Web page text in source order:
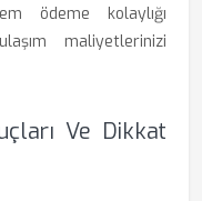
ödeme kolaylığı
maliyetlerinizi
Ve Dikkat